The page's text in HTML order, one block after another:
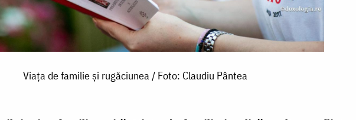
Viața de familie și rugăciunea / Foto: Claudiu Pântea